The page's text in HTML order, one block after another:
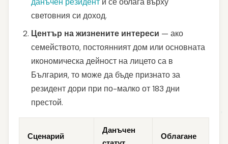
световния си доход.
Център на жизнените интереси — ако
семейството, постоянният дом или основната
икономическа дейност на лицето са в
България, то може да бъде признато за
резидент дори при по-малко от 183 дни
престой.
Сценарий
Данъчен
Облагане